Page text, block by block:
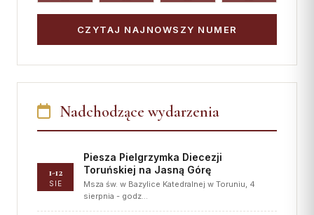
CZYTAJ NAJNOWSZY NUMER
Nadchodzące wydarzenia
1-12
SIE
Piesza Pielgrzymka Diecezji
Toruńskiej na Jasną Górę
Msza św. w Bazylice Katedralnej w Toruniu, 4
sierpnia - godz…